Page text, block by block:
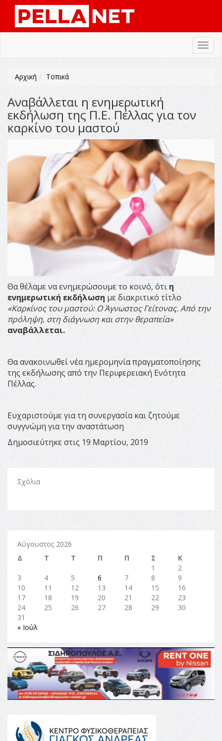
Αρχική Τοπικά
Αναβάλλεται η ενημερωτική
εκδήλωση της Π.Ε. Πέλλας για τον
καρκίνο του μαστού
Θα θέλαμε να ενημερώσουμε το κοινό, ότι η
ενημερωτική εκδήλωση με διακριτικό τίτλο
«Καρκίνος του μαστού: Ο Άγνωστος Γείτονας. Από την
πρόληψη, στη διάγνωση και στην θεραπεία»
αναβάλλεται.
Θα ανακοινωθεί νέα ημερομηνία πραγματοποίησης
της εκδήλωσης από την Περιφερειακή Ενότητα
Πέλλας.
Ευχαριστούμε για τη συνεργασία και ζητούμε
συγγνώμη για την αναστάτωση
Δημοσιεύτηκε στις 19 Μαρτίου, 2019
Σχόλια
Αύγουστος 2026
Δ
Τ Τ Π Π Σ
Κ
1
2
3
4 5 6 7 8
9
10
11 12 13 14 15
16
17
18 19 20 21 22
23
24
25 26 27 28 29
30
31
« Ιούλ